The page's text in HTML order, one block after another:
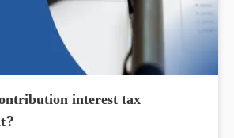
interest tax